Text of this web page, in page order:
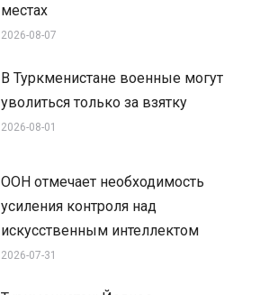
местах
2026-08-07
В Туркменистане военные могут
уволиться только за взятку
2026-08-01
ООН отмечает необходимость
усиления контроля над
искусственным интеллектом
2026-07-31